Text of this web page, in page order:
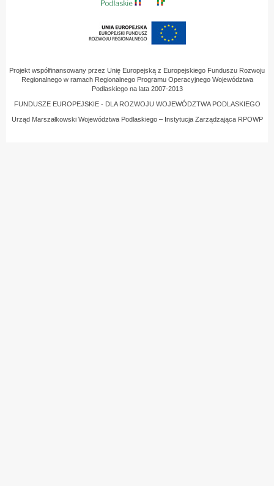
Projekt współfinansowany przez Unię Europejską z Europejskiego Funduszu Rozwoju
Regionalnego w ramach Regionalnego Programu Operacyjnego Województwa
Podlaskiego na lata 2007-2013
FUNDUSZE EUROPEJSKIE - DLA ROZWOJU WOJEWÓDZTWA PODLASKIEGO
Urząd Marszałkowski Województwa Podlaskiego – Instytucja Zarządzająca RPOWP